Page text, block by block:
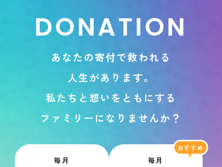
DONATION
あ な たの寄付で救われ る
人生があ り ま す。
私た ち と 想い を と も にする
フ ァ ミ リ ーに な り ま せんか ？
毎月 毎月